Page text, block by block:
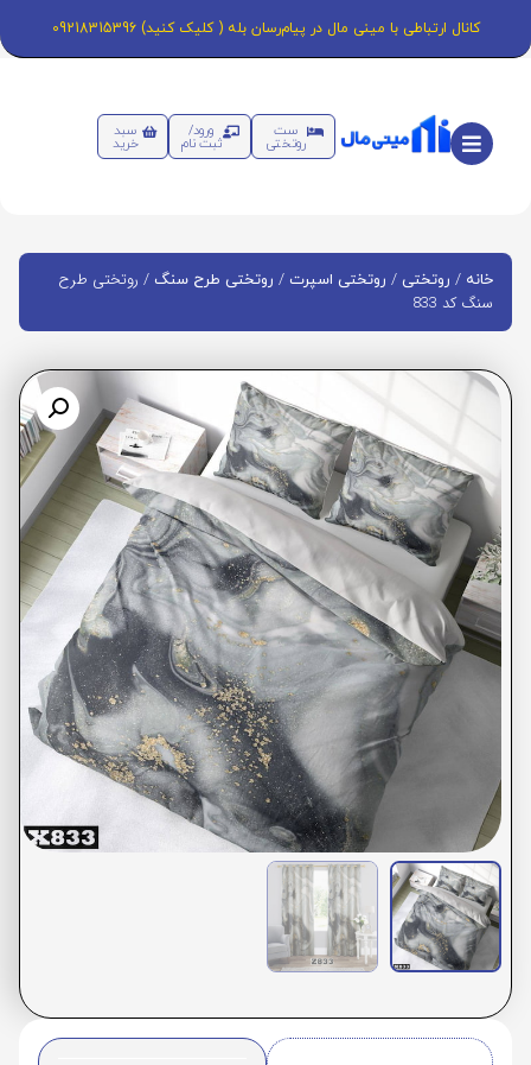
کانال ارتباطی با مینی مال در پیام‌رسان بله ( کلیک کنید) 09218315396
ست
روتختی
ورود/
ثبت نام
سبد
خرید
خانه / روتختی / روتختی اسپرت / روتختی طرح سنگ / روتختی طرح
سنگ کد 833